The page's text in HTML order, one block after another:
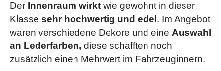
Anzeigemöglichkeiten
Permanenter Allradantrieb „4MOTION“
asymmetrisch-dynamischer Antriebsmomentverteilung,
selbstsperrendem Zentraldifferenzial und Freilauf)
„Dynamic Light Assist“)
Airbag(Knie-Airbag für Fahrersitz, Seitenairbags und
Gurtstraffer hinten)
Ambientepaket(Leseleuchten und
Fußraumbeleuchtung in LED-Technik, Türbeleuchtung
Der Innenraum wirkt wie gewohnt in dieser
Klasse sehr hochwertig und edel . Im Angebot
waren verschiedene Dekore und eine Auswahl
an Lederfarben, diese schafften noch
zusätzlich einen Mehrwert im Fahrzeuginnern.